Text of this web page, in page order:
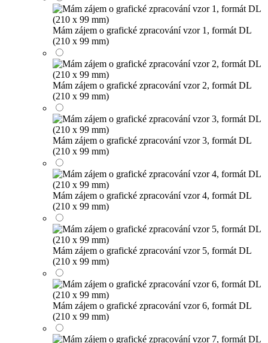
Mám zájem o grafické zpracování vzor 1, formát DL
(210 x 99 mm)
Mám zájem o grafické zpracování vzor 2, formát DL
(210 x 99 mm)
Mám zájem o grafické zpracování vzor 3, formát DL
(210 x 99 mm)
Mám zájem o grafické zpracování vzor 4, formát DL
(210 x 99 mm)
Mám zájem o grafické zpracování vzor 5, formát DL
(210 x 99 mm)
Mám zájem o grafické zpracování vzor 6, formát DL
(210 x 99 mm)